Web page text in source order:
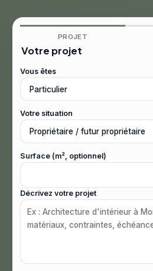
PROJET
Votre projet
Vous êtes
Votre situation
Surface (m², optionnel)
Décrivez votre projet